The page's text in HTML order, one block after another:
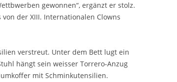
gewonnen“, ergänzt er stolz.
der XIII. Internationalen Clowns
verstreut. Unter dem Bett lugt ein
hängt sein weisser Torrero-Anzug
mit Schminkutensilien.